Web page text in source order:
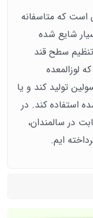
است که متاسفانه
شایع شده
سطح قند
لوزالمعده
تولید کند و یا
استفاده کند. در
در سالمندان،
ایم.